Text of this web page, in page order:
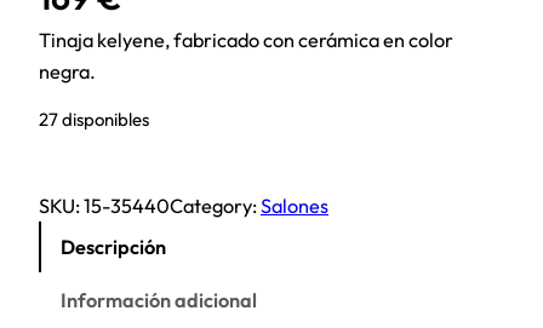
Tinaja kelyene, fabricado con cerámica en color
negra.
27 disponibles
SKU:15-35440Category:Salones
Descripción
Información adicional